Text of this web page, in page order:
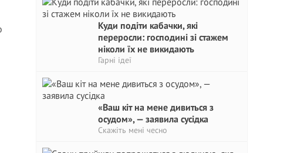
Куди подіти кабачки, які
переросли: господині зі стажем
ніколи їх не викидають
Гарні ідеї
«Ваш кіт на мене дивиться з
осудом», — заявила сусідка
Скажіть мені чесно